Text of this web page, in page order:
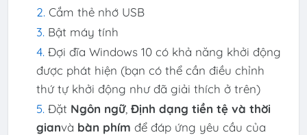
Cắm thẻ nhớ USB
Bật máy tính
Đợi đĩa Windows 10 có khả năng khởi động
được phát hiện (bạn có thể cần điều chỉnh
thứ tự khởi động như đã giải thích ở trên)
Đặt Ngôn ngữ, Định dạng tiền tệ và thời
gianvà bàn phím để đáp ứng yêu cầu của